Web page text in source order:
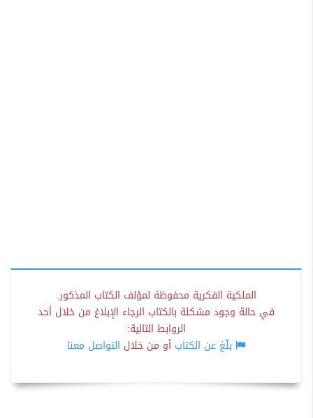
الملكية الفكرية محفوظة لمؤلف الكتاب المذكور.
في حالة وجود مشكلة بالكتاب الرجاء الإبلاغ من خلال أحد
الروابط التالية:
بلّغ عن الكتاب أو من خلال التواصل معنا